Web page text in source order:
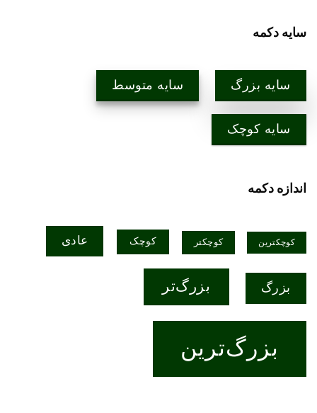
سایه دکمه
سایه بزرگ سایه متوسط
سایه کوچک
اندازه دکمه
کوچکترین کوچکتر کوچک عادی
بزرگ بزرگ‌تر
بزرگ‌ترین